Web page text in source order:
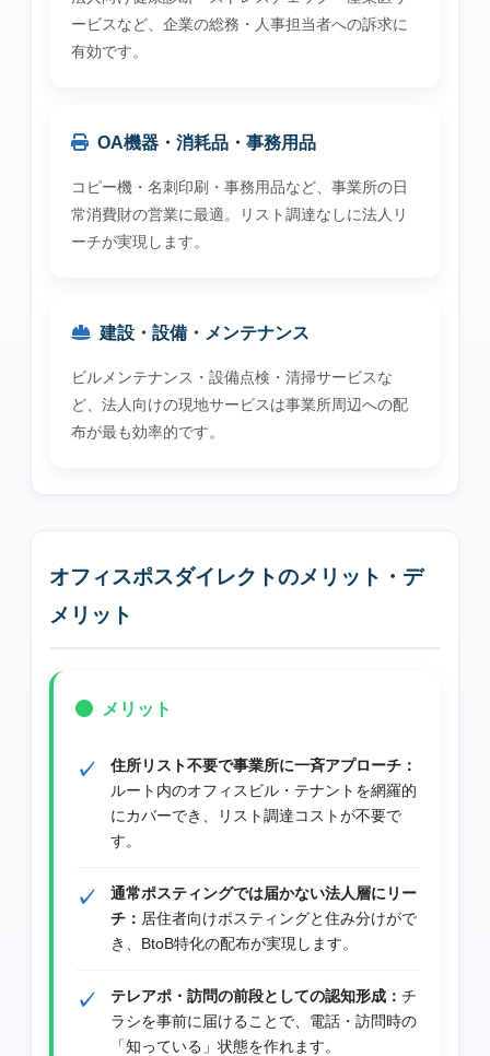
ービスなど、企業の総務・人事担当者への訴求に
有効です。
OA機器・消耗品・事務用品
コピー機・名刺印刷・事務用品など、事業所の日
常消費財の営業に最適。リスト調達なしに法人リ
ーチが実現します。
建設・設備・メンテナンス
ビルメンテナンス・設備点検・清掃サービスな
ど、法人向けの現地サービスは事業所周辺への配
布が最も効率的です。
オフィスポスダイレクトのメリット・デ
メリット
メリット
住所リスト不要で事業所に一斉アプローチ：
ルート内のオフィスビル・テナントを網羅的
にカバーでき、リスト調達コストが不要で
す。
通常ポスティングでは届かない法人層にリー
チ： 居住者向けポスティングと住み分けがで
き、BtoB特化の配布が実現します。
テレアポ・訪問の前段としての認知形成： チ
ラシを事前に届けることで、電話・訪問時の
「知っている」状態を作れます。